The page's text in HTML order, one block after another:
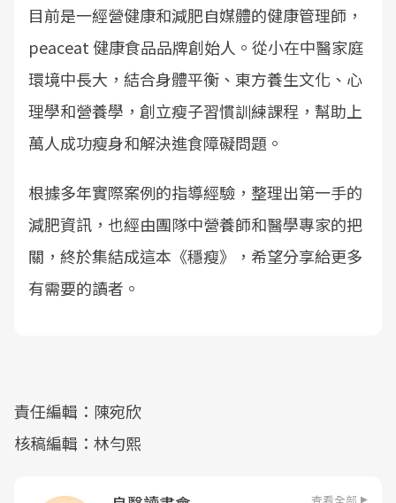
目前是一經營健康和減肥自媒體的健康管理師，
peaceat 健康食品品牌創始人。從小在中醫家庭
環境中長大，結合身體平衡、東方養生文化、心
理學和營養學，創立瘦子習慣訓練課程，幫助上
萬人成功瘦身和解決進食障礙問題。
根據多年實際案例的指導經驗，整理出第一手的
減肥資訊，也經由團隊中營養師和醫學專家的把
關，終於集結成這本《穩瘦》，希望分享給更多
有需要的讀者。
責任編輯：陳宛欣
核稿編輯：林勻熙
查看全部